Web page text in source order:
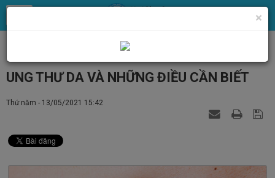
Các bệnh lý về da
UNG THƯ DA VÀ NHỮNG ĐIỀU CẦN BIẾT
Thứ năm - 13/05/2021 15:42
×